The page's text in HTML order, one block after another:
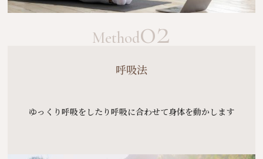
Method02
呼吸法
ゆっくり呼吸をしたり呼吸に合わせて身体を動かします